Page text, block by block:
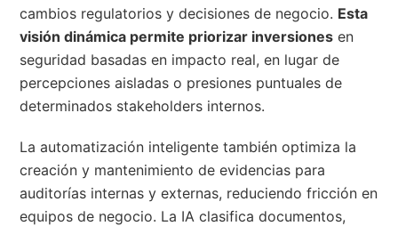
cambios regulatorios y decisiones de negocio. Esta
visión dinámica permite priorizar inversiones en
seguridad basadas en impacto real, en lugar de
percepciones aisladas o presiones puntuales de
determinados stakeholders internos.
La automatización inteligente también optimiza la
creación y mantenimiento de evidencias para
auditorías internas y externas, reduciendo fricción en
equipos de negocio. La IA clasifica documentos,